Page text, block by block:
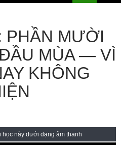
PHẦN MƯỜI
MÙA — VÌ
KHÔNG
học này dưới dạng âm thanh